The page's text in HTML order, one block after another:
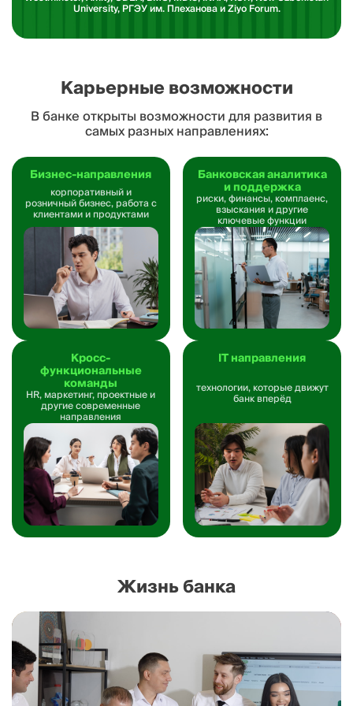
University, РГЭУ им. Плеханова и Ziyo Forum.
Карьерные возможности
В банке открыты возможности для развития в
самыхразных направлениях:
Бизнес-направления
корпоративный и
розничный бизнес, работа с
клиентамии продуктами
Банковская аналитика
и поддержка
риски, финансы, комплаенс,
взыскания и другие
ключевыефункции
Кросс-
функциональные
команды
HR, маркетинг, проектныеи
другие современные
направления
IT направления
технологии, которые движут
банк вперёд
Жизнь банка